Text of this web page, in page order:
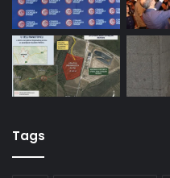
Tags